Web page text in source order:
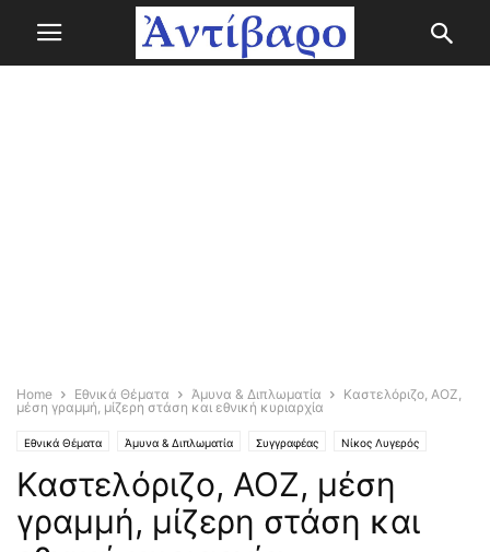
Home Εθνικά Θέματα Άμυνα & Διπλωματία
Καστελόριζο, ΑΟΖ,
μέση γραμμή, μίζερη στάση και εθνική κυριαρχία
Εθνικά Θέματα Άμυνα & Διπλωματία Συγγραφέας Νίκος Λυγερός
Καστελόριζο, ΑΟΖ, μέση
γραμμή, μίζερη στάση και